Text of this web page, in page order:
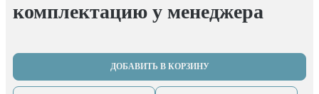
комплектацию у менеджера
ДОБАВИТЬ В КОРЗИНУ